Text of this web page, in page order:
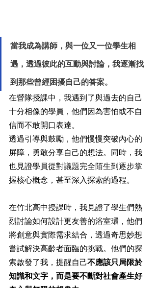
當我成為講師，與一位又一位學生相
遇，透過彼此的互動與討論，我逐漸找
到那些曾經困擾自己的答案。
在營隊授課中，我遇到了與過去的自己
十分相像的學員，他們因為害怕或不自
信而不敢開口表達。
透過引導與鼓勵，他們慢慢突破內心的
屏障，勇敢分享自己的想法。同時，我
也見證學員從對議題完全陌生到逐步掌
握核心概念，甚至深入探索的過程。
在竹北高中授課時，我見證了學生們熱
烈討論如何設計更友善的浴室環，他們
將創意與實際需求結合，透過奇思妙想
嘗試解決高齡者面臨的挑戰。他們的探
索啟發了我，提醒自己不應該只局限於
知識和文字，而是要不斷對社會產生好